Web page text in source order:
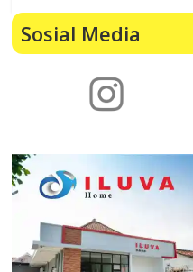
Sosial Media